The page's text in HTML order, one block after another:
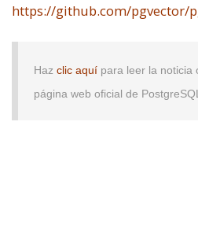
https://github.com/pgvector/
Haz clic aquí para leer la noticia
página web oficial de PostgreSQL.